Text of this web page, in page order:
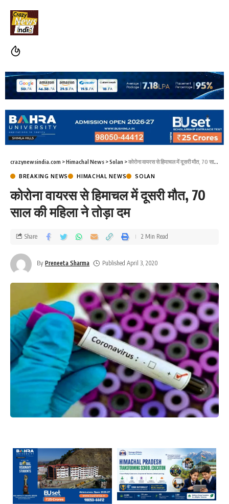
crazynewsindia.com >Himachal News >Solan >कोरोना वायरस से हिमाचल में दूसरी मौत, 70 साल की महिला ने तोड़ा दम
BREAKING NEWS HIMACHAL NEWS SOLAN
कोरोना वायरस से हिमाचल में दूसरी मौत, 70
साल की महिला ने तोड़ा दम
By Preneeta Sharma Published April 3, 2020
Share 2 Min Read